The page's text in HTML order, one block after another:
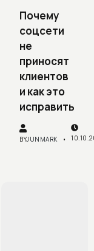
Почему
соцсети
не
приносят
клиентов
и как это
исправить
BYJUNMARK